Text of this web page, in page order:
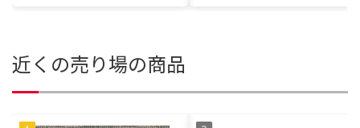
近くの売り場の商品